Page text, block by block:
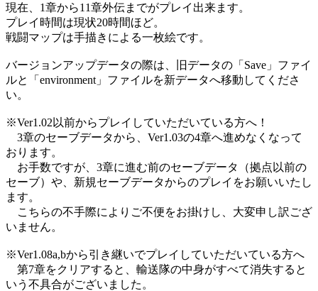
現在、1章から11章外伝までがプレイ出来ます。
プレイ時間は現状20時間ほど。
戦闘マップは手描きによる一枚絵です。
バージョンアップデータの際は、旧データの「Save」ファイ
ルと「environment」ファイルを新データへ移動してくださ
い。
※Ver1.02以前からプレイしていただいている方へ！
3章のセーブデータから、Ver1.03の4章へ進めなくなって
おります。
お手数ですが、3章に進む前のセーブデータ（拠点以前の
セーブ）や、新規セーブデータからのプレイをお願いいたし
ます。
こちらの不手際によりご不便をお掛けし、大変申し訳ござ
いません。
※Ver1.08a,bから引き継いでプレイしていただいている方へ
第7章をクリアすると、輸送隊の中身がすべて消失すると
いう不具合がございました。